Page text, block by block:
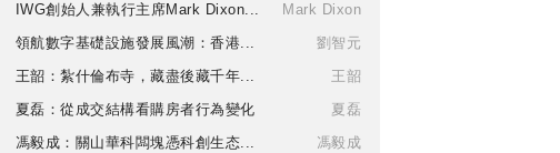
IWG創始人兼執行主席Mark Dixon...
Mark Dixon
領航數字基礎設施發展風潮：香港...
劉智元
王韶：紮什倫布寺，藏盡後藏千年...
王韶
夏磊：從成交結構看購房者行為變化
夏磊
馮毅成：關山華科闆塊憑科創生态...
馮毅成